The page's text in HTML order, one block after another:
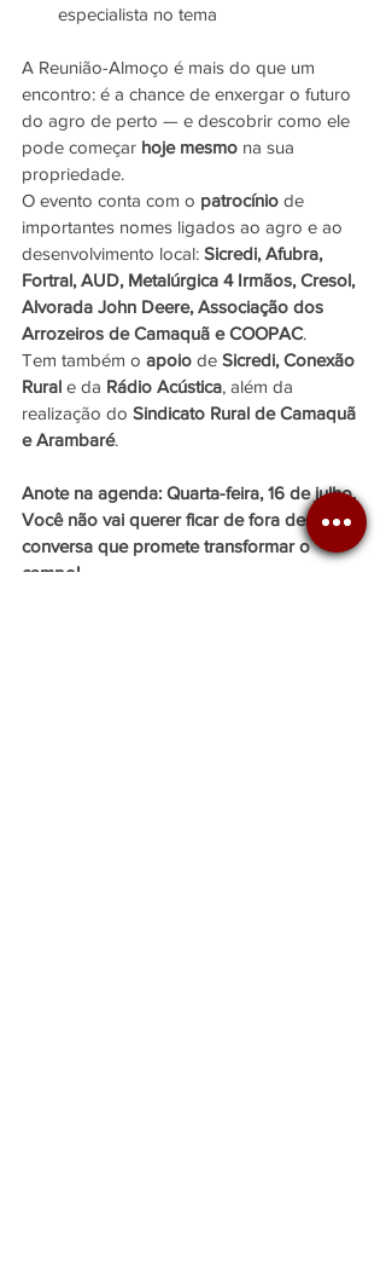
especialista no tema
A Reunião-Almoço é mais do que um
encontro: é a chance de enxergar o futuro
do agro de perto — e descobrir como ele
pode começar hoje mesmo na sua
propriedade.
O evento conta com o patrocínio de
importantes nomes ligados ao agro e ao
desenvolvimento local: Sicredi, Afubra,
Fortral, AUD, Metalúrgica 4 Irmãos, Cresol,
Alvorada John Deere, Associação dos
Arrozeiros de Camaquã e COOPAC.
Tem também o apoio de Sicredi, Conexão
Rural e da Rádio Acústica, além da
realização do Sindicato Rural de Camaquã
e Arambaré.
Anote na agenda: Quarta-feira, 16 de julho.
Você não vai querer ficar de fora dessa
conversa que promete transformar o
campo!